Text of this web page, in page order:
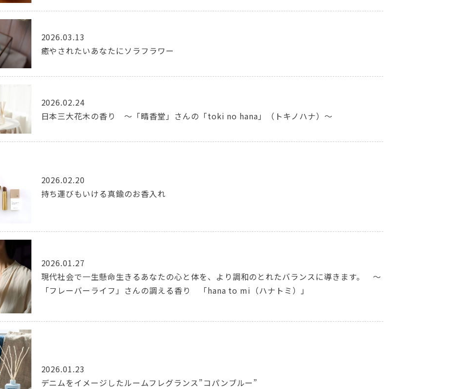
2026.03.13
癒やされたいあなたにソラフラワー
2026.02.24
日本三大花木の香り ～「晴香堂」さんの「toki no hana」（トキノハナ）～
2026.02.20
持ち運びもいける真鍮のお香入れ
2026.01.27
現代社会で一生懸命生きるあなたの心と体を、より調和のとれたバランスに導きます。 ～
「フレーバーライフ」さんの調える香り 「hana to mi（ハナトミ）」
2026.01.23
デニムをイメージしたルームフレグランス”コパンブルー”